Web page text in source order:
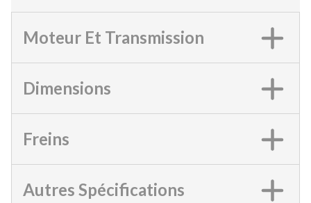
Moteur Et Transmission
Dimensions
Freins
Autres Spécifications